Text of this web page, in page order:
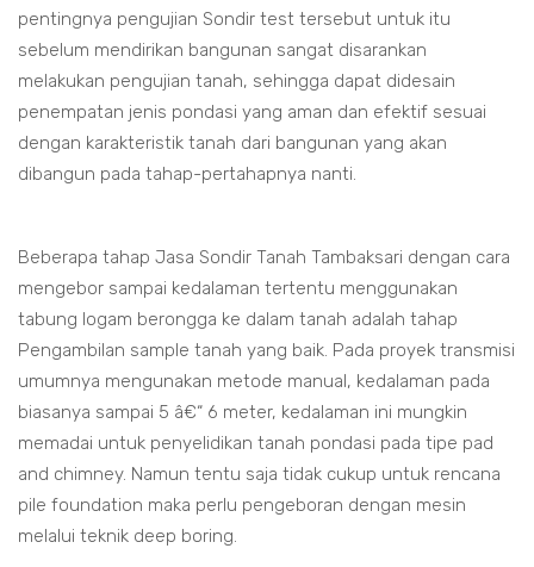
pentingnya pengujian Sondir test tersebut untuk itu
sebelum mendirikan bangunan sangat disarankan
melakukan pengujian tanah, sehingga dapat didesain
penempatan jenis pondasi yang aman dan efektif sesuai
dengan karakteristik tanah dari bangunan yang akan
dibangun pada tahap-pertahapnya nanti.
Beberapa tahap Jasa Sondir Tanah Tambaksari dengan cara
mengebor sampai kedalaman tertentu menggunakan
tabung logam berongga ke dalam tanah adalah tahap
Pengambilan sample tanah yang baik. Pada proyek transmisi
umumnya mengunakan metode manual, kedalaman pada
biasanya sampai 5 â€“ 6 meter, kedalaman ini mungkin
memadai untuk penyelidikan tanah pondasi pada tipe pad
and chimney. Namun tentu saja tidak cukup untuk rencana
pile foundation maka perlu pengeboran dengan mesin
melalui teknik deep boring.